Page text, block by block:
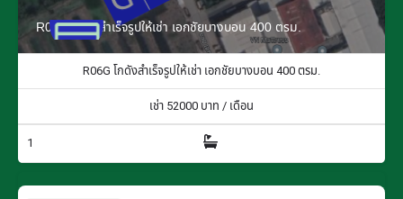
R06G โกดังสำเร็จรูปให้เช่า เอกชัยบางบอน 400 ตรม.
R06G โกดังสำเร็จรูปให้เช่า เอกชัยบางบอน 400 ตรม.
เช่า 52000 บาท / เดือน
1